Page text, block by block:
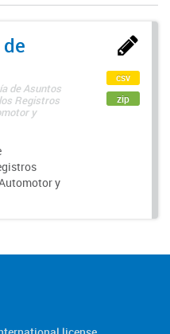
de Asuntos
Registros
y
y
csv
zip